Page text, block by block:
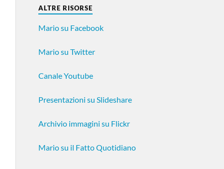
ALTRE RISORSE
Mario su Facebook
Mario su Twitter
Canale Youtube
Presentazioni su Slideshare
Archivio immagini su Flickr
Mario su il Fatto Quotidiano